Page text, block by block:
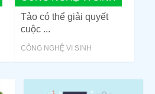
Tảo có thể giải quyết
cuộc ...
CÔNG NGHỆ VI SINH